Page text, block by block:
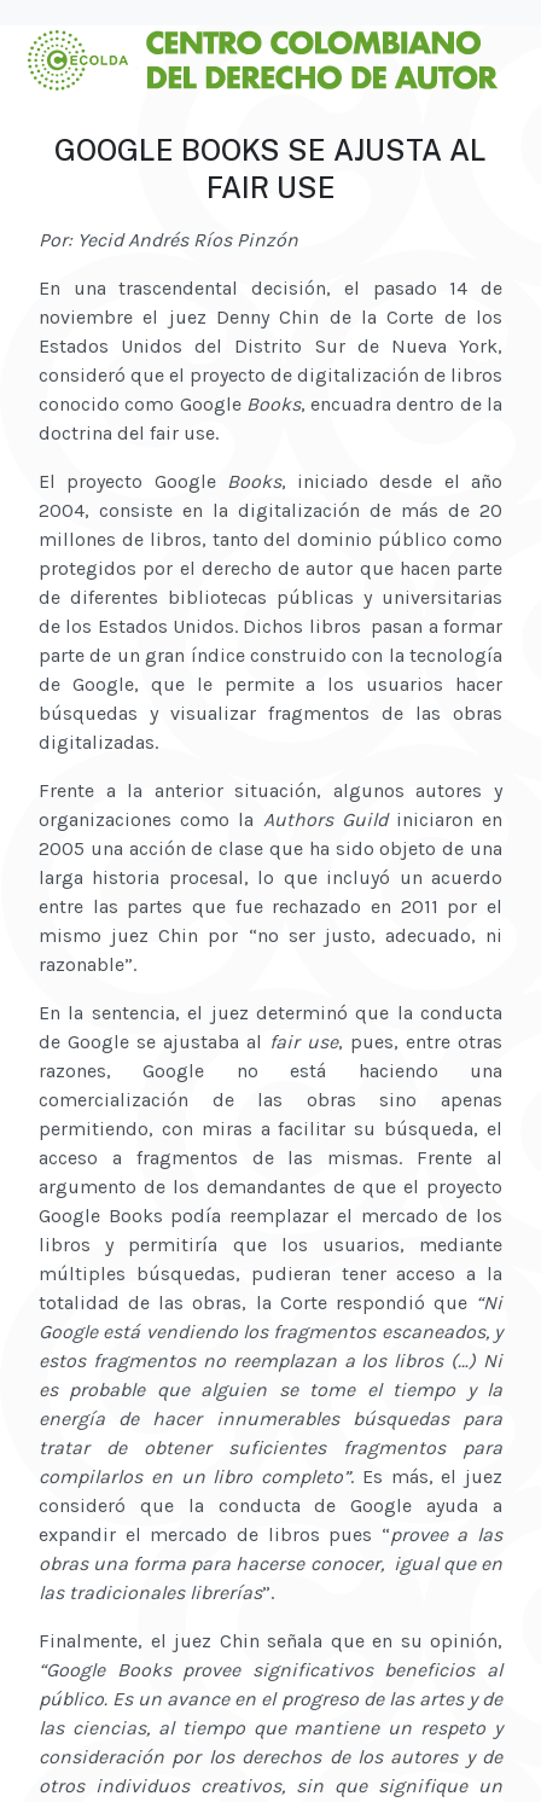
GOOGLE BOOKS SE AJUSTA AL
FAIR USE
Por: Yecid Andrés Ríos Pinzón
En una trascendental decisión, el pasado 14 de
noviembre el juez Denny Chin de la Corte de los
Estados Unidos del Distrito Sur de Nueva York,
consideró que el proyecto de digitalización de libros
conocido como Google Books, encuadra dentro de la
doctrina del fair use.
El proyecto Google Books, iniciado desde el año
2004, consiste en la digitalización de más de 20
millones de libros, tanto del dominio público como
protegidos por el derecho de autor que hacen parte
de diferentes bibliotecas públicas y universitarias
de los Estados Unidos. Dichos libros pasan a formar
parte de un gran índice construido con la tecnología
de Google, que le permite a los usuarios hacer
búsquedas y visualizar fragmentos de las obras
digitalizadas.
Frente a la anterior situación, algunos autores y
organizaciones como la Authors Guild iniciaron en
2005 una acción de clase que ha sido objeto de una
larga historia procesal, lo que incluyó un acuerdo
entre las partes que fue rechazado en 2011 por el
mismo juez Chin por “no ser justo, adecuado, ni
razonable”.
En la sentencia, el juez determinó que la conducta
de Google se ajustaba al fair use, pues, entre otras
razones, Google no está haciendo una
comercialización de las obras sino apenas
permitiendo, con miras a facilitar su búsqueda, el
acceso a fragmentos de las mismas. Frente al
argumento de los demandantes de que el proyecto
Google Books podía reemplazar el mercado de los
libros y permitiría que los usuarios, mediante
múltiples búsquedas, pudieran tener acceso a la
totalidad de las obras, la Corte respondió que “Ni
Google está vendiendo los fragmentos escaneados, y
estos fragmentos no reemplazan a los libros (…) Ni
es probable que alguien se tome el tiempo y la
energía de hacer innumerables búsquedas para
tratar de obtener suficientes fragmentos para
compilarlos en un libro completo”. Es más, el juez
consideró que la conducta de Google ayuda a
expandir el mercado de libros pues “provee a las
obras una forma para hacerse conocer, igual que en
las tradicionales librerías”.
Finalmente, el juez Chin señala que en su opinión,
“Google Books provee significativos beneficios al
público. Es un avance en el progreso de las artes y de
las ciencias, al tiempo que mantiene un respeto y
consideración por los derechos de los autores y de
otros individuos creativos, sin que signifique un